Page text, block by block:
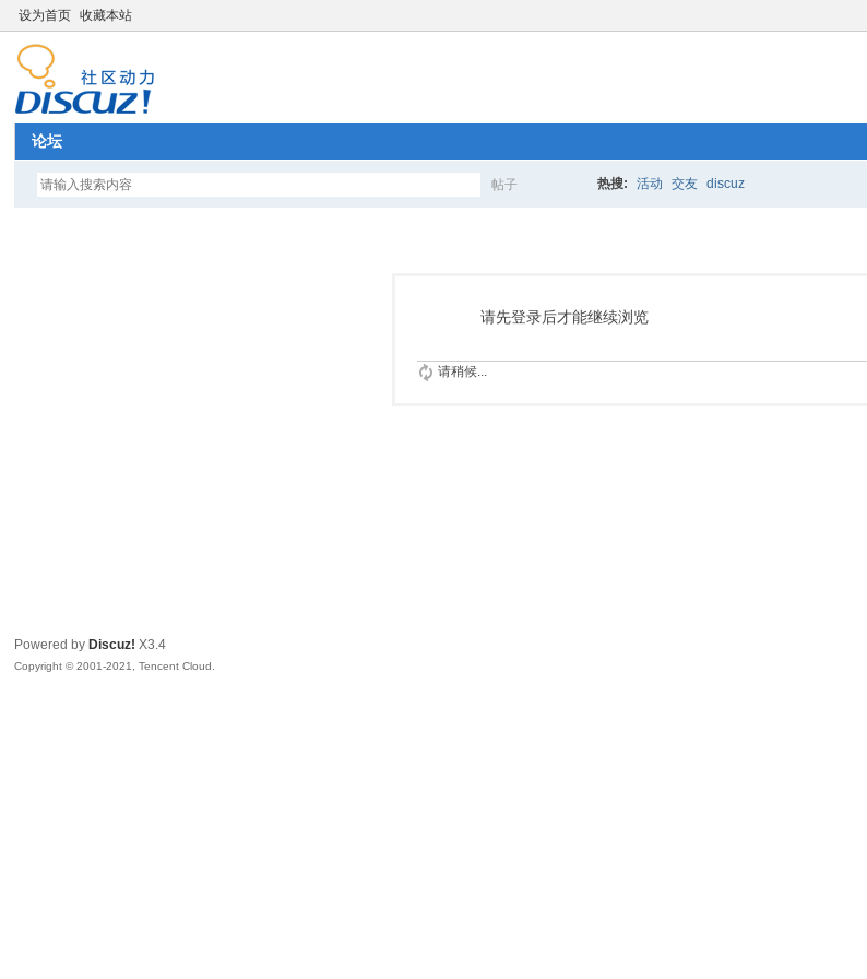
设为首页 收藏本站
论坛
帖子
索
热搜: 活动 交友 discuz
请先登录后才能继续浏览
请稍候...
Powered by Discuz! X3.4
Copyright © 2001-2021, Tencent Cloud.